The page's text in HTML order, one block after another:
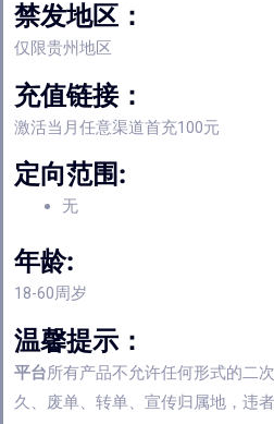
禁发地区：
仅限贵州地区
充值链接：
激活当月任意渠道首充100元
定向范围:
无
年龄:
18-60周岁
温馨提示：
平台所有产品不允许任何形式的二
久、废单、转单、宣传归属地，违